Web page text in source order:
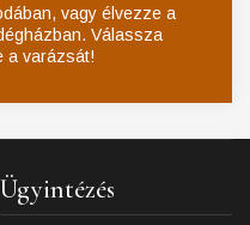
vagy élvezze a
Válassza
a varázsát!
Ügyintézés